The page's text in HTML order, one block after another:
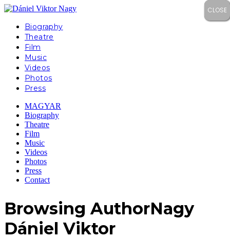
Biography
Theatre
Film
Music
Videos
Photos
Press
MAGYAR
Biography
Theatre
Film
Music
Videos
Photos
Press
Contact
Browsing AuthorNagy
Dániel Viktor
CLOSE
CLOSE
CLOSE
CLOSE